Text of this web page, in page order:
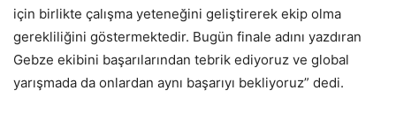
için birlikte çalışma yeteneğini geliştirerek ekip olma
gerekliliğini göstermektedir. Bugün finale adını yazdıran
Gebze ekibini başarılarından tebrik ediyoruz ve global
yarışmada da onlardan aynı başarıyı bekliyoruz” dedi.